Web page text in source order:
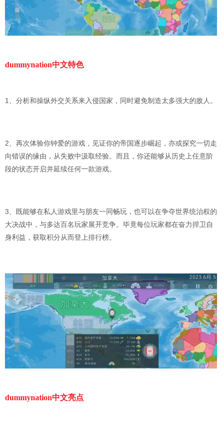
dummynation中文特色
1、分析和操纵外交关系来入侵国家，同时避免制造太多强大的敌人。
2、再次体验你钟爱的游戏，见证你的帝国逐步崛起，亦或探究一切走
向错误的缘由，从失败中汲取经验。而且，你还能够从历史上任意阶
段的状态开启并延续任何一款游戏。
3、既能够在私人游戏里与朋友一同畅玩，也可以在争夺世界统治权的
大决战中，与多达百名玩家展开竞争。毕竟每位玩家都在奋力捍卫自
身利益，获取积分从而登上排行榜。
dummynation中文亮点